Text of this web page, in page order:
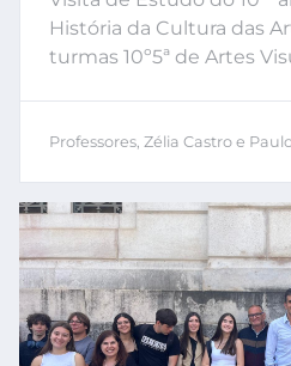
História da Cultura das
turmas 10º5ª de Artes
Professores, Zélia Castro e